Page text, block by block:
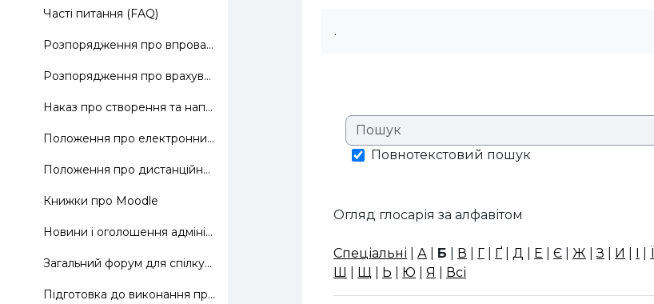
Часті питання (FAQ)
Розпорядження про впровадження змішаного навчання в КНУБА
Розпорядження про врахування додаткових годин на наповнення Інтернет-сторінок
Наказ про створення та наповнення електронних навчально-методичних комплексів дисциплін
Положення про електронний навчально-методичний комплекс дисциплін та використання технологій дистанційного навчання в навчальному процесі
Положення про дистанційне навчання, затверджене наказом МОН №466 від 25.04.13
Книжки про Moodle
Новини і оголошення адміністратора сайту
Загальний форум для спілкування адміністратора сайту з факультетськими відповідальними
Підготовка до виконання проекту: як надати повнова...
.
Повнотекстовий пошук
Огляд глосарія за алфавітом
Спеціальні |А Б В Г Ґ |Д Е |Є Ж |З И І Ї
Ш
Щ Ь Ю |Я Всі